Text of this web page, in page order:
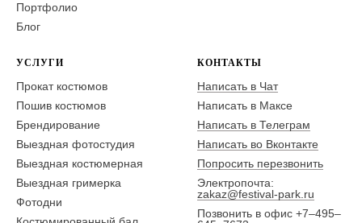
Портфолио
Блог
УСЛУГИ
Прокат костюмов
Пошив костюмов
Брендирование
Выездная фотостудия
Выездная костюмерная
Выездная гримерка
Фотодни
КОНТАКТЫ
Написать в Чат
Написать в Максе
Написать в Телеграм
Написать во Вконтакте
Попросить перезвонить
Электропочта:
zakaz@festival-park.ru
Позвонить в офис +7–495–